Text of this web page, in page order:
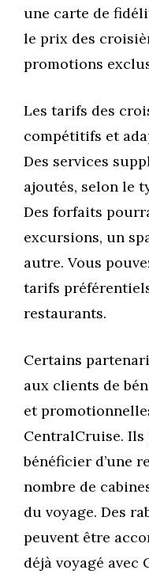
une carte de
le prix des
promotions
Les tarifs des
compétitifs et
Des services
ajoutés, selon le
Des forfaits
excursions, un
autre. Vous
tarifs
restaurants.
Certains
aux clients de
et
CentralCruise. Ils
bénéficier d’une
nombre de
du voyage. Des
peuvent être
déjà voyagé